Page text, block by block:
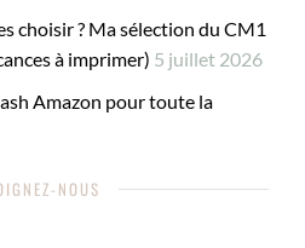
choisir ? Ma sélection du CM1
à imprimer) 5 juillet 2026
Amazon pour toute la
NOUS